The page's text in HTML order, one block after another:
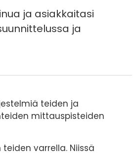
ja asiakkaitasi
ja
teiden ja
mittauspisteiden
varrella. Niissä